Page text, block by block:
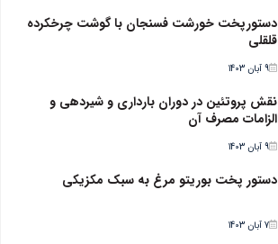
دستورپخت خورشت فسنجان با گوشت چرخکرده
قلقلی
9 آبان 1403
نقش پروتئین در دوران بارداری و شیردهی و
الزامات مصرف آن
9 آبان 1403
دستور پخت بوریتو مرغ به سبک مکزیکی
7 آبان 1403